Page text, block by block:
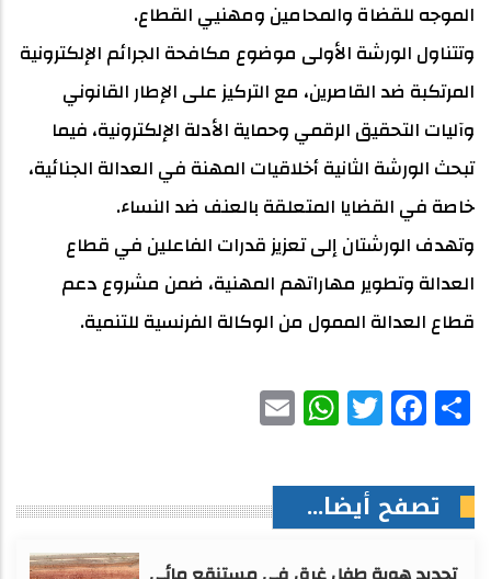
الموجه للقضاة والمحامين ومهنيي القطاع.
وتتناول الورشة الأولى موضوع مكافحة الجرائم الإلكترونية
المرتكبة ضد القاصرين، مع التركيز على الإطار القانوني
وآليات التحقيق الرقمي وحماية الأدلة الإلكترونية، فيما
تبحث الورشة الثانية أخلاقيات المهنة في العدالة الجنائية،
خاصة في القضايا المتعلقة بالعنف ضد النساء.
وتهدف الورشتان إلى تعزيز قدرات الفاعلين في قطاع
العدالة وتطوير مهاراتهم المهنية، ضمن مشروع دعم
قطاع العدالة الممول من الوكالة الفرنسية للتنمية.
Share
Facebook
Twitter
WhatsApp
تصفح أيضا...